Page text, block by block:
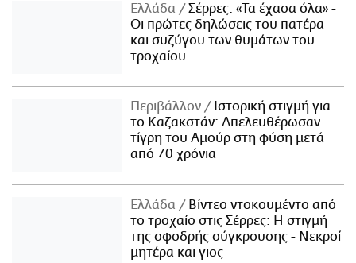
Ελλάδα
Σέρρες: «Τα έχασα όλα» -
Οι πρώτες δηλώσεις του πατέρα
και συζύγου των θυμάτων του
τροχαίου
Περιβάλλον
Ιστορική στιγμή για
το Καζακστάν: Απελευθέρωσαν
τίγρη του Αμούρ στη φύση μετά
από 70 χρόνια
Ελλάδα
Βίντεο ντοκουμέντο από
το τροχαίο στις Σέρρες: Η στιγμή
της σφοδρής σύγκρουσης - Νεκροί
μητέρα και γιος